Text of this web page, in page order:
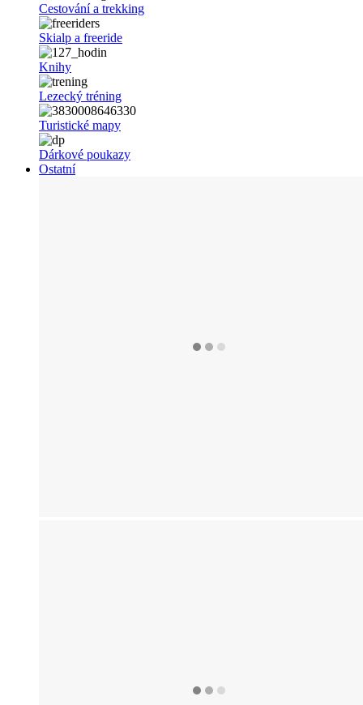
Cestování a trekking
Skialp a freeride
Knihy
Lezecký tréning
Turistické mapy
Dárkové poukazy
Ostatní